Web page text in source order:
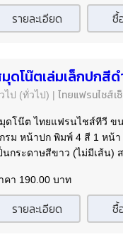
รายละเอียด ซื้
ดโน๊ตเล่มเล็กปกสีด
ไป (ทั่วไป) | ไทยแฟรนไชส์เ
ดโน๊ต ไทยแฟรนไชส์ทีวี ข
รม หน้าปก พิมพ์ 4 สี 1 หน้
นกระดาษสีขาว (ไม่มีเส้น)
คา 190.00 บาท
รายละเอียด ซื้